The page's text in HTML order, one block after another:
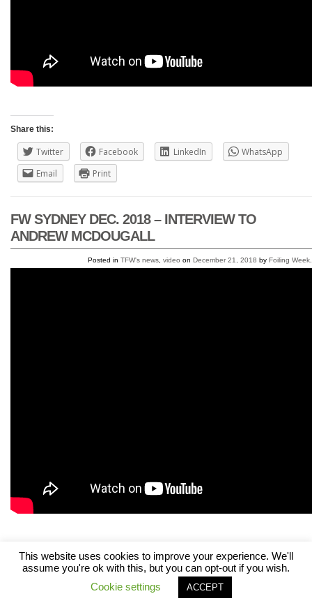
Share this:
Twitter Facebook LinkedIn
WhatsApp
Email
Print
FW SYDNEY DEC. 2018 – INTERVIEW TO
ANDREW MCDOUGALL
Posted in TFW's news video on December 21, 2018 by Foiling Week
Share this:
LinkedIn
This website uses cookies to improve your experience. We'll
assume you're ok with this, but you can opt-out if you wish.
Cookie settings
ACCEPT